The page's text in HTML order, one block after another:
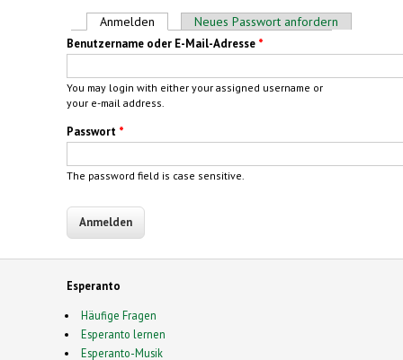
Haupt-Reiter
Anmelden (aktiver Reiter)
Neues Passwort anfordern
Benutzername oder E-Mail-Adresse *
You may login with either your assigned username or
your e-mail address.
Passwort *
The password field is case sensitive.
Esperanto
Häufige Fragen
Esperanto lernen
Esperanto-Musik